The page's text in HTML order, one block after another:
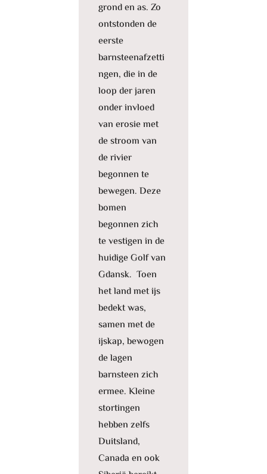
grond en as. Zo
ontstonden de
eerste
barnsteenafzetti
ngen, die in de
loop der jaren
onder invloed
van erosie met
de stroom van
de rivier
begonnen te
bewegen. Deze
bomen
begonnen zich
te vestigen in de
huidige Golf van
Gdansk. Toen
het land met ijs
bedekt was,
samen met de
ijskap, bewogen
de lagen
barnsteen zich
ermee. Kleine
stortingen
hebben zelfs
Duitsland,
Canada en ook